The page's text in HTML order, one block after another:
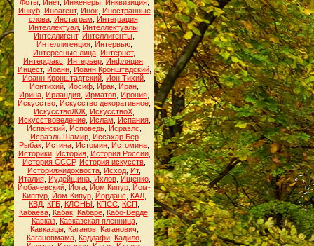
Фоты, Инет, Инженеры, Инквизиция,
Инкуб, Иноагент, Инок, Иностранные
слова, Инстаграм Интеграция,
Интеллектуал, Интеллектуалы,
Интеллигент, Интеллигенты
Интеллигенция, Интервью,
Интересные лица Интернет,
Интерфакс
Интерьер Инфляция
Инцест, Иоанн, Иоанн Кронштадский,
Иоанн Кронштадтский Ион Тихий
Ионтихий Иосиф Ирак Иран
Ирина Ирландия Ирматов Ирония
Искусство Искусство декоративное
ИскусствоЖЖ ИскусствоХ
Искусствоведение, Ислам Испания,
Испанский Исповедь Исраэлс
Исраэль Шамир, Иссахар Бер
Рыбак Истина Истомин Истомина
Историки, История, История России,
История СССР, История искусств
Историяжидохвоста Исход Ит,
Италия, Иудейщина, Ихлов, Ищенко,
Йобачевский Йога Йом Кипур Йом-
Киппур, Йом-Кипур, Йорданс КАЛ,
КВД КГБ КЛОНЫ КПСС КСП
Кабаева, Кабак, Кабаре, Кабо-Верде,
Кавказ, Кавказская пленница,
Кавказцы, Каганов, Каганович
Кагановмама Каддафи Кадило